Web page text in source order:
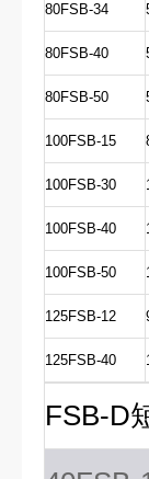
80FSB-34
80FSB-40
80FSB-50
100FSB-15
100FSB-30
100FSB-40
100FSB-50
125FSB-12
125FSB-40
FSB-D